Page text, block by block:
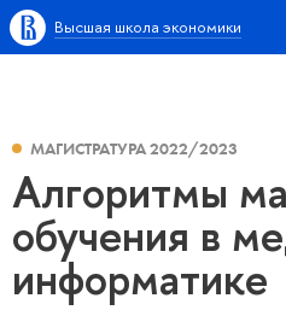
Высшая школа экономики
МАГИСТРАТУРА 2022/2023
Алгоритмы
обучения в
информатике